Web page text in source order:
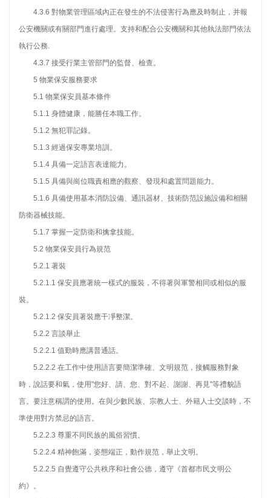
4.3.6 對物業管理區域內正在發生的不法侵害行為應及時制止，并報
公安機關或有關部門進行處理。支持和配合公安機關和其他執法部門依法
執行公務.
4.3.7 接受行業主管部門的監督、檢查。
5 物業保安服務要求
5.1 物業保安員基本條件
5.1.1 身體健康，能勝任本職工作。
5.1.2 無犯罪記錄。
5.1.3 經過保安專業培訓。
5.1.4 具備一定語言表達能力。
5.1.5 具備與崗位職責相應的觀察、發現和處置問題能力。
5.1.6 具備使用基本消防設備、通訊器材、技術防范設施設備和相關
防衛器械技能。
5.1.7 掌握一定防衛和擒拿技能。
5.2 物業保安員行為規范
5.2.1 著裝
5.2.1.1 保安員應著統一樣式的服裝，不得著與軍警相同或相似的服
裝。
5.2.1.2 保安員著裝應干凈整潔。
5.2.2 言談舉止
5.2.2.1 值勤時應講普通話。
5.2.2.2 在工作中使用語言要簡潔準確、文明規范，接觸服務對象
時，說話要和氣，使用"您好、請、您、對不起、謝謝、再見"等禮貌語
言。要注意稱謂的使用。在與少數民族、宗教人士、外籍人士交談時，不
準使用對方禁忌的語言。
5.2.2.3 尊重不同民族的風俗習慣。
5.2.2.4 精神飽滿，姿態端正，動作規范，舉止文明。
5.2.2.5 自覺遵守公共秩序和社會公德，遵守《首都市民文明公
約》。